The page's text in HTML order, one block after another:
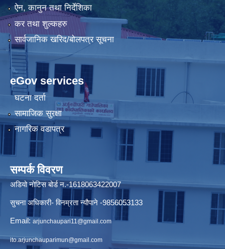
ऐन, कानुन तथा निर्देशिका
कर तथा शुल्कहरु
सार्वजानिक खरिद/बोलपत्र सूचना
eGov services
घटना दर्ता
सामाजिक सुरक्षा
नागरिक वडापत्र
सम्पर्क विवरण
अडियो नोटिस बोर्ड न.-1618063422007
सुचना अधिकारी- विनम्रता न्यौपाने -9856053133
Email: arjunchaupari11@gmail.com
ito.arjunchauparimun@gmail.com